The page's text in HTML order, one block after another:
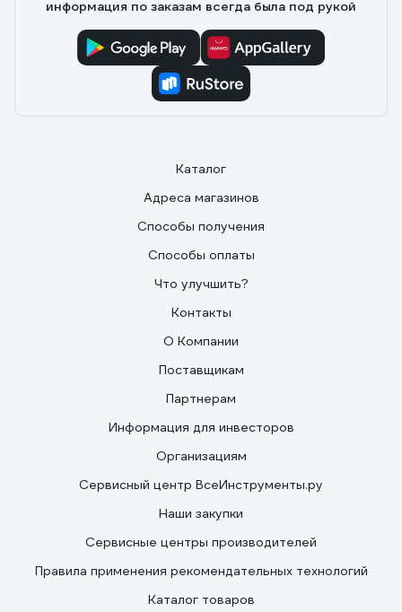
информация по заказам всегда была под рукой
Каталог
Адреса магазинов
Способы получения
Способы оплаты
Что улучшить?
Контакты
О Компании
Поставщикам
Партнерам
Информация для инвесторов
Организациям
Сервисный центр ВсеИнструменты.ру
Наши закупки
Сервисные центры производителей
Правила применения рекомендательных технологий
Каталог товаров